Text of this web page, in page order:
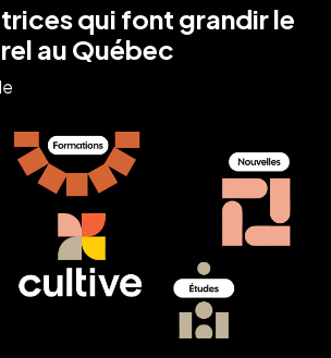
qui font grandir le
au Québec